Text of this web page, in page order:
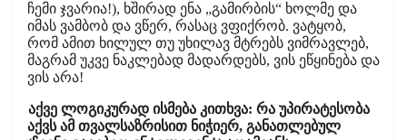
ჩემი ჯვარია!), ხშირად ენა „გამირბის“ ხოლმე და
იმას ვამბობ და ვწერ, რასაც ვფიქრობ. ვატყობ,
რომ ამით ხილულ თუ უხილავ მტრებს ვიმრავლებ,
მაგრამ უკვე ნაკლებად მადარდებს, ვის ეწყინება და
ვის არა!
აქვე ლოგიკურად ისმება კითხვა: რა უპირატესობა
აქვს ამ თვალსაზრისით ნიჭიერ, განათლებულ